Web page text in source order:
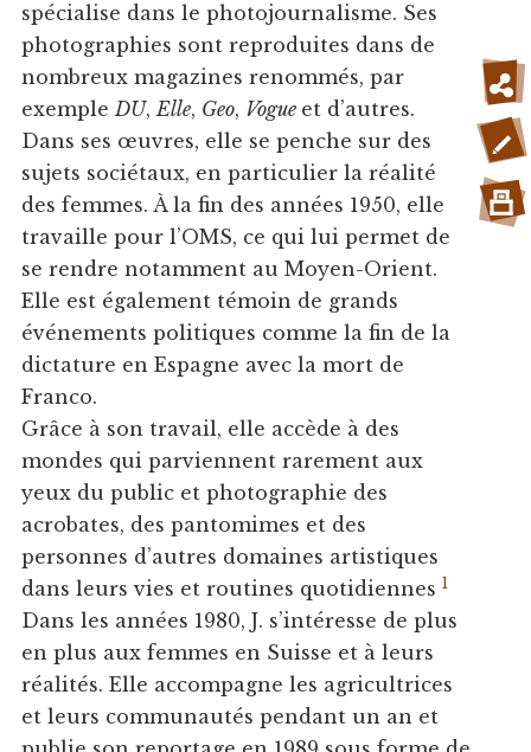
spécialise dans le photojournalisme. Ses
photographies sont reproduites dans de
nombreux magazines renommés, par
exempleDU,Elle, Geo, Vogue et d’autres.
Dans ses œuvres, elle se penche sur des
sujets sociétaux, en particulier la réalité
des femmes. À la fin des années 1950, elle
travaille pour l’OMS, ce qui lui permet de
se rendre notamment au Moyen-Orient.
Elle est également témoin de grands
événements politiques comme la fin de la
dictature en Espagne avec la mort de
Franco.
Grâce à son travail, elle accède à des
mondes qui parviennent rarement aux
yeux du public et photographie des
acrobates, des pantomimes et des
personnes d’autres domaines artistiques
dans leurs vies et routines quotidiennes 1
Dans les années 1980, J. s’intéresse de plus
en plus aux femmes en Suisse et à leurs
réalités. Elle accompagne les agricultrices
et leurs communautés pendant un an et